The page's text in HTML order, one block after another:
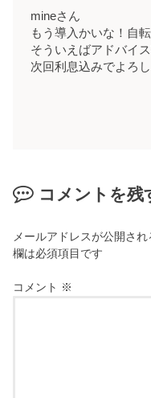
mineさん
もう導入かいな！自
そういえばアドバイ
次回利息込みでよろ
コメントを残
メールアドレスが公開され
欄は必須項目です
コメント ※